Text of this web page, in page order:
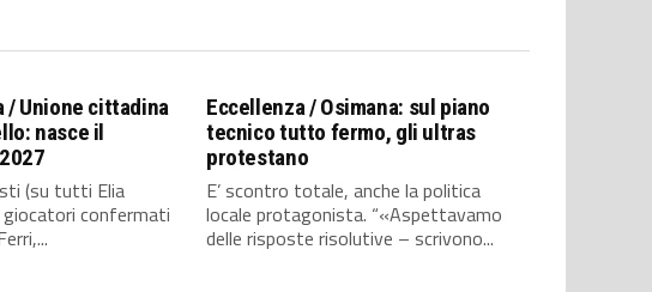
/ Unione cittadina
nasce il
(su tutti Elia
confermati
Eccellenza / Osimana: sul piano
tecnico tutto fermo, gli ultras
protestano
E’ scontro totale, anche la politica
locale protagonista. “«Aspettavamo
delle risposte risolutive – scrivono...